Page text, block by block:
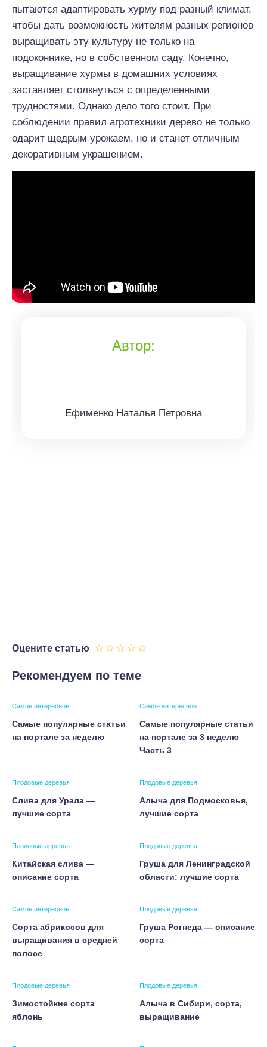
пытаются адаптировать хурму под разный климат,
чтобы дать возможность жителям разных регионов
выращивать эту культуру не только на
подоконнике, но в собственном саду. Конечно,
выращивание хурмы в домашних условиях
заставляет столкнуться с определенными
трудностями. Однако дело того стоит. При
соблюдении правил агротехники дерево не только
одарит щедрым урожаем, но и станет отличным
декоративным украшением.
Автор:
Ефименко Наталья Петровна
Оцените статью
Рекомендуем по теме
Самое интересное
Самые популярные статьи
на портале за неделю
Самое интересное
Самые популярные статьи
на портале за 3 неделю
Часть 3
Плодовые деревья
Слива для Урала —
лучшие сорта
Плодовые деревья
Алыча для Подмосковья,
лучшие сорта
Плодовые деревья
Китайская слива —
описание сорта
Плодовые деревья
Груша для Ленинградской
области: лучшие сорта
Самое интересное
Сорта абрикосов для
выращивания в средней
полосе
Плодовые деревья
Груша Рогнеда — описание
сорта
Плодовые деревья
Зимостойкие сорта
яблонь
Плодовые деревья
Алыча в Сибири, сорта,
выращивание